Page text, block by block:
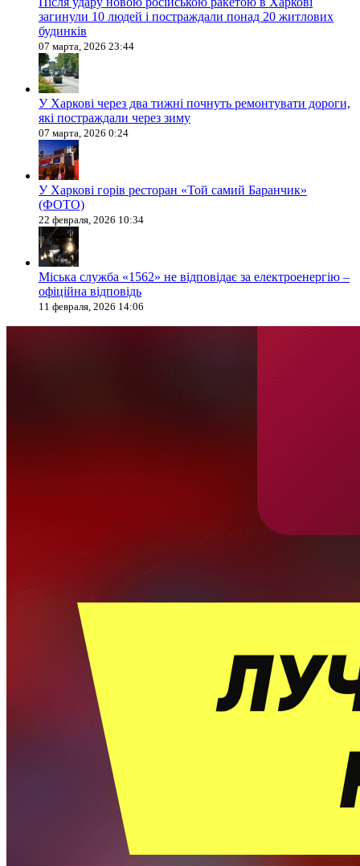
загинули 10 людей і постраждали понад 20 житлових
будинків
07 марта, 2026 23:44
У Харкові через два тижні почнуть ремонтувати дороги,
які постраждали через зиму
07 марта, 2026 0:24
У Харкові горів ресторан «Той самий Баранчик»
(ФОТО)
22 февраля, 2026 10:34
Міська служба «1562» не відповідає за електроенергію –
офіційна відповідь
11 февраля, 2026 14:06